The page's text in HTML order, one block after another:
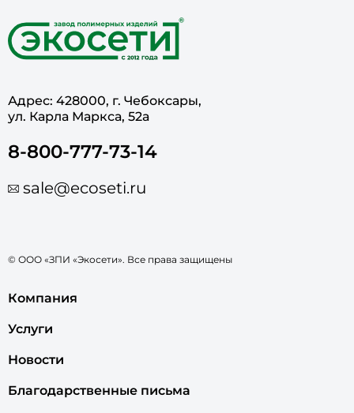
Адрес: 428000, г. Чебоксары,
ул. Карла Маркса, 52а
8-800-777-73-14
sale@ecoseti.ru
© ООО «ЗПИ «Экосети». Все права защищены
Компания
Услуги
Новости
Благодарственные письма